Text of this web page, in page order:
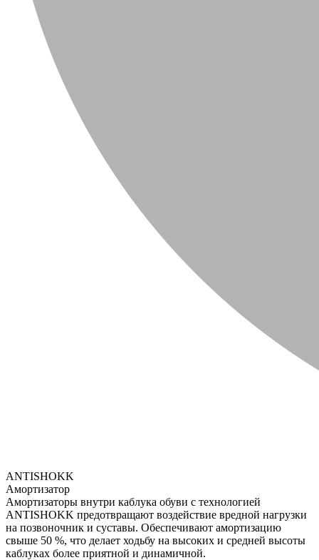
ANTISHOKK
Амортизатор
Амортизаторы внутри каблука обуви с технологией
ANTISHOKK предотвращают воздействие вредной нагрузки
на позвоночник и суставы. Обеспечивают амортизацию
свыше 50 %, что делает ходьбу на высоких и средней высоты
каблуках более приятной и динамичной.